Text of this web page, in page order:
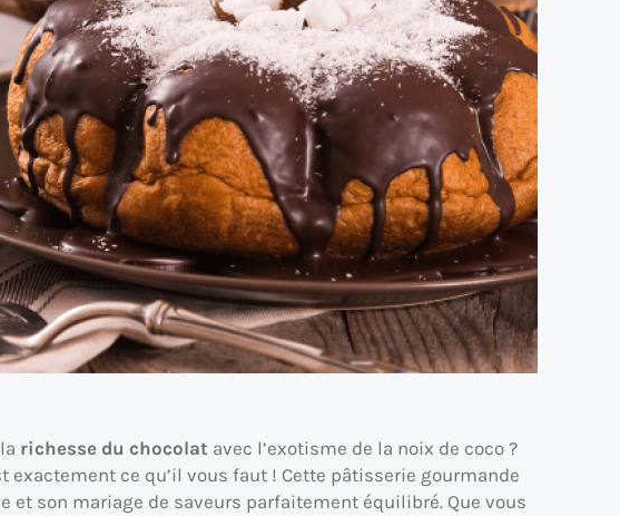
richesse du chocolat avec l’exotisme de la noix de coco ?
exactement ce qu’il vous faut ! Cette pâtisserie gourmande
et son mariage de saveurs parfaitement équilibré. Que vous